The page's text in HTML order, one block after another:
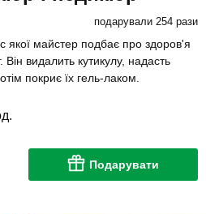
подарували 254 рази
якої майстер подбає про здоров'я
Він видалить кутикулу, надасть
покриє їх гель-лаком.
Подарувати